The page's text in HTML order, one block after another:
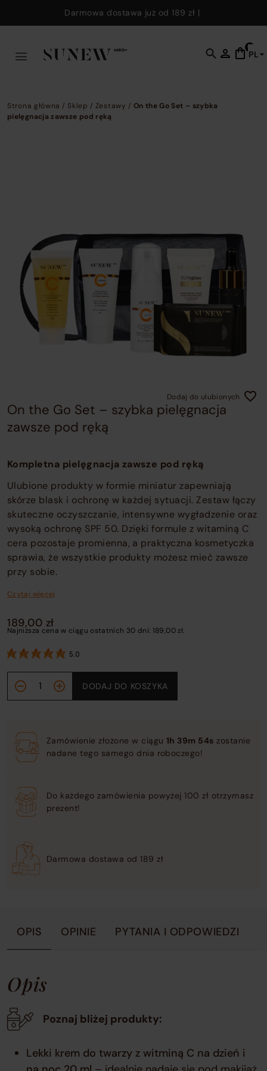
Darmowa dostawa już od 189 zł |
0
PL
Strona główna / Sklep / Zestawy / On the Go Set – szybka
pielęgnacja zawsze pod ręką
On the Go Set – szybka pielęgnacja
zawsze pod ręką
Dodaj do ulubionych
Kompletna pielęgnacja zawsze pod ręką
Ulubione produkty w formie miniatur zapewniają
skórze blask i ochronę w każdej sytuacji. Zestaw łączy
skuteczne oczyszczanie, intensywne wygładzenie oraz
wysoką ochronę SPF 50. Dzięki formule z witaminą C
cera pozostaje promienna, a praktyczna kosmetyczka
sprawia, że wszystkie produkty możesz mieć zawsze
przy sobie.
Czytaj więcej
189,00 zł
Najniższa cena w ciągu ostatnich 30 dni: 189,00zł.
5.0
ilość On
the Go Set
zawsze pod
ręką
DODAJ DO KOSZYKA
Zamówienie złożone w ciągu 1h 39m 54s zostanie
nadane tego samego dnia roboczego!
Do każdego zamówienia powyżej 100 zł otrzymasz
prezent!
Darmowa dostawa od 189 zł
OPIS OPINIE PYTANIA I ODPOWIEDZI
Opis
Poznaj bliżej produkty:
Lekki krem do twarzy z witminą C na dzień i